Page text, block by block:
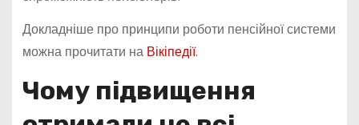
Докладніше про принципи роботи пенсійної системи
можна прочитати на Вікіпедії.
Чому підвищення